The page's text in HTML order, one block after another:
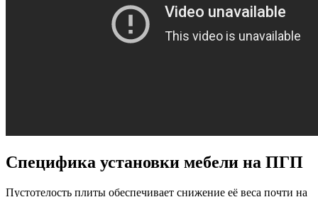
Специфика установки мебели на ПГП
Пустотелость плиты обеспечивает снижение её веса почти на